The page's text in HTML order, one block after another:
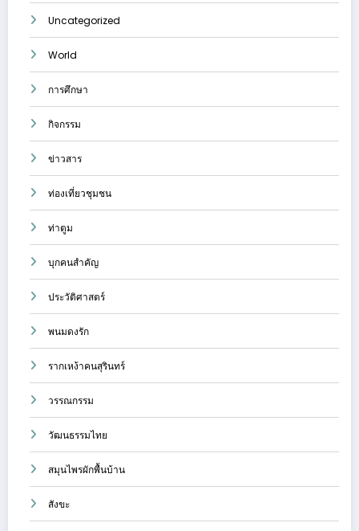
Uncategorized
World
การศึกษา
กิจกรรม
ข่าวสาร
ท่องเที่ยวชุมชน
ท่าตูม
บุกคนสำคัญ
ประวัติศาสตร์
พนมดงรัก
รากเหง้าคนสุรินทร์
วรรณกรรม
วัฒนธรรมไทย
สมุนไพรผักพื้นบ้าน
สังขะ